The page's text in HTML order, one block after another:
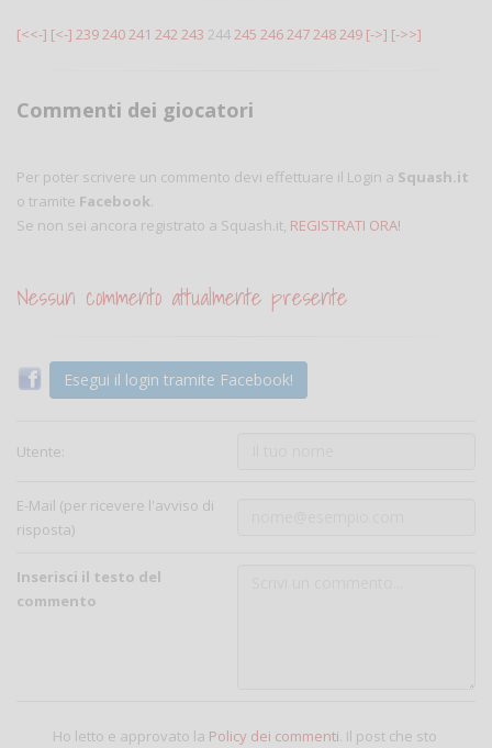
[<<-] [<-] 239240241 242 243 244245 246247248249 [->] [->>]
Commenti dei giocatori
Per poter scrivere un commento devi effettuare il Login a Squash.it
o tramite Facebook.
Se non sei ancora registrato a Squash.it, REGISTRATI ORA!
Nessun commento attualmente presente
Esegui il login tramite Facebook!
Utente:
E-Mail (per ricevere l'avviso di
risposta)
Inserisci il testo del
commento
Ho letto e approvato la Policy dei commenti. Il post che sto